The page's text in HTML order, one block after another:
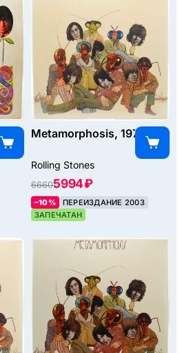
Metamorphosis, 1975
Rolling Stones
66605994 ₽
–10%
ПЕРЕИЗДАНИЕ 2003
ЗАПЕЧАТАН